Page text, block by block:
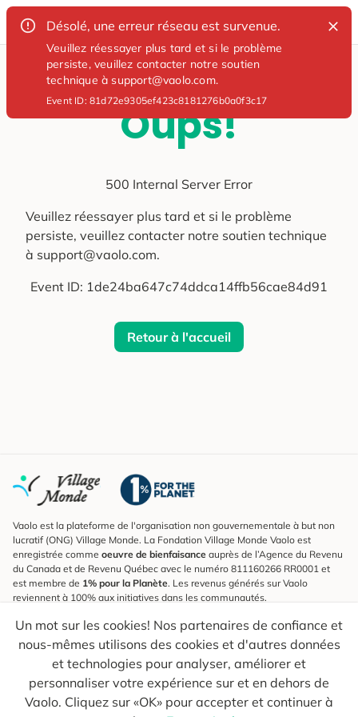
Désolé, une erreur réseau est survenue.
Veuillez réessayer plus tard et si le problème
persiste, veuillez contacter notre soutien
technique à support@vaolo.com.
Event ID:81d72e9305ef423c8181276b0a0f3c17
Oups!
500 Internal Server Error
Veuillez réessayer plus tard et si le problème
persiste, veuillez contacter notre soutien technique
à support@vaolo.com.
Event ID: 1de24ba647c74ddca14ffb56cae84d91
Retour à l'accueil
Un mot sur les cookies! Nos partenaires de confiance et
nous-mêmes utilisons des cookies et d'autres données
et technologies pour analyser, améliorer et
personnaliser votre expérience sur et en dehors de
Vaolo. Cliquez sur «OK» pour accepter et continuer à
Vaolo est la plateforme de l'organisation non gouvernementale à but non
lucratif (ONG) Village Monde. La Fondation Village Monde Vaolo est
enregistrée comme oeuvre de bienfaisance auprès de l’Agence du Revenu
du Canada et de Revenu Québec avec le numéro 811160266 RR0001 et
est membre de 1% pour la Planète. Les revenus générés sur Vaolo
reviennent à 100% aux initiatives dans les communautés.
S'inscrire à l'infolettre
Pour connaître les nouveautés, suivre nos explorateurs et recevoir des
astuces pour des voyages plus conscients.
Ton courriel Envoyer